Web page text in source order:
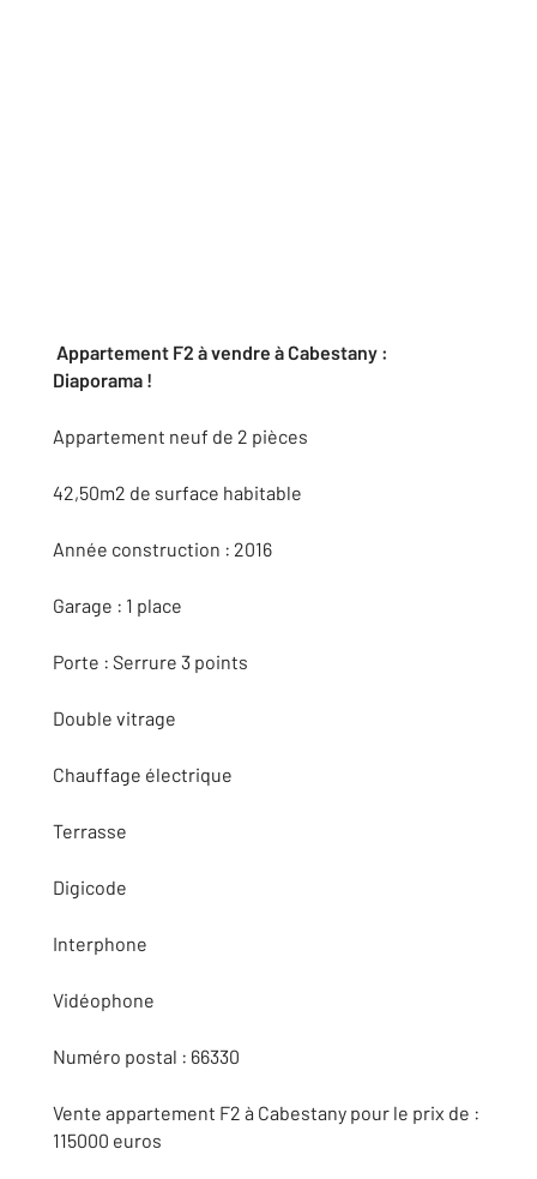
Appartement F2 à vendre à Cabestany :
Diaporama !
Appartement neuf de 2 pièces
42,50m2 de surface habitable
Année construction : 2016
Garage : 1 place
Porte : Serrure 3 points
Double vitrage
Chauffage électrique
Terrasse
Digicode
Interphone
Vidéophone
Numéro postal : 66330
Vente appartement F2 à Cabestany pour le prix de :
115000 euros